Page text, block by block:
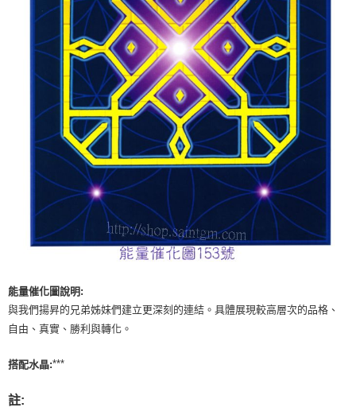
每筆NT$80，滿NT$3,000(含以上)免運費
付款後門市自取
能量催化圖說明:
與我們揚昇的兄弟姊妹們建立更深刻的連結。具體展現較高層次的品格、
自由、真實、勝利與轉化。
搭配水晶:***
註: